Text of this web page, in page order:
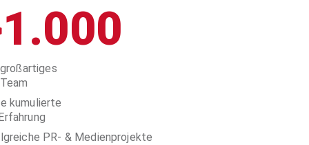
großartiges
Team
kumulierte
PR- & Medienprojekte